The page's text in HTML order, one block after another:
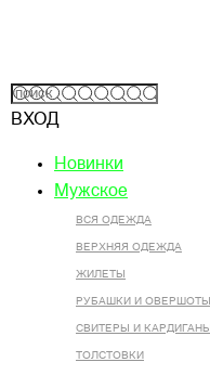
ВХОД
Новинки
Мужское
ВСЯ ОДЕЖДА
ВЕРХНЯЯ ОДЕЖДА
ЖИЛЕТЫ
РУБАШКИ И ОВЕРШОТЫ
СВИТЕРЫ И КАРДИГАНЫ
ТОЛСТОВКИ